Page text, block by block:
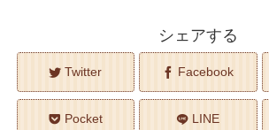
シェアする
Twitter Facebook
Pocket LINE